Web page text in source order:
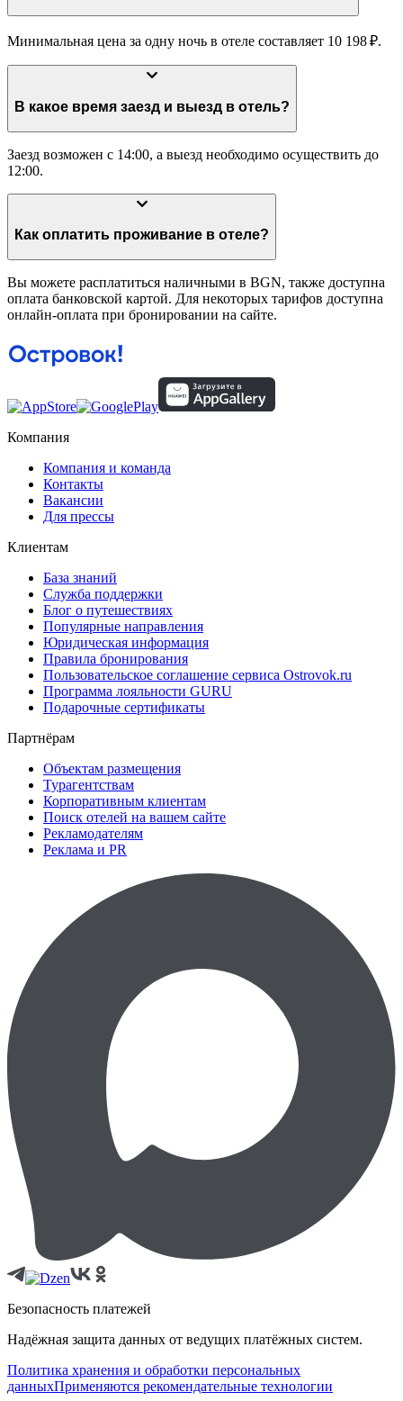
Минимальная цена за одну ночь в отеле составляет 10 198 ₽.
В какое время заезд и выезд в отель?
Заезд возможен с 14:00, а выезд необходимо осуществить до
12:00.
Как оплатить проживание в отеле?
Вы можете расплатиться наличными в BGN, также доступна
оплата банковской картой. Для некоторых тарифов доступна
онлайн-оплата при бронировании на сайте.
Компания
Компания и команда
Контакты
Вакансии
Для прессы
Клиентам
База знаний
Служба поддержки
Блог о путешествиях
Популярные направления
Юридическая информация
Правила бронирования
Пользовательское соглашение сервиса Ostrovok.ru
Программа лояльности GURU
Подарочные сертификаты
Партнёрам
Объектам размещения
Турагентствам
Корпоративным клиентам
Поиск отелей на вашем сайте
Рекламодателям
Реклама и PR
Безопасность платежей
Надёжная защита данных от ведущих платёжных систем.
Политика хранения и обработки персональных
данныхПрименяются рекомендательные технологии